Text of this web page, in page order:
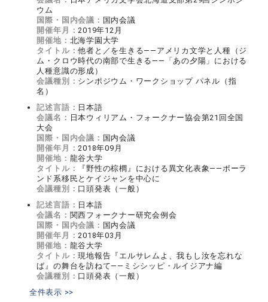
ウム
国際・国内会議： 国内会議
開催年月：2019年12月
開催地： 北海学園大学
タイトル：他者と／を生きる――アメリカ文学と人種（ジ
ム・クロウ時代の南部で生きる――「あの夕陽」における
人種意識の形成）
会議種別： シンポジウム・ワークショップ パネル（指
名）
記述言語： 日本語
会議名： 日本ウィリアム・フォークナー協会第21回全国
大会
国際・国内会議： 国内会議
開催年月：2018年09月
開催地： 龍谷大学
タイトル：
『野性の棕櫚』における異文化表象――ポーラ
ンド系移民とケイジャンを中心に
会議種別： 口頭発表（一般）
記述言語： 日本語
会議名： 関西フォークナー研究会例会
国際・国内会議： 国内会議
開催年月：2018年03月
開催地： 龍谷大学
タイトル：現地報告『エルサレムよ、我もし汝を忘れな
ば』の舞台を訪ねて――ミシシッピ・ルイジアナ編
会議種別： 口頭発表（一般）
全件表示 >>